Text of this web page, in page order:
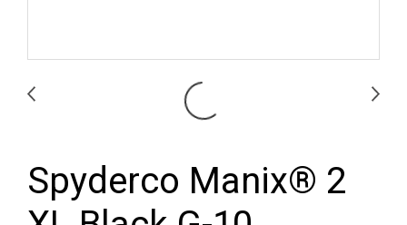
Spyderco Manix® 2